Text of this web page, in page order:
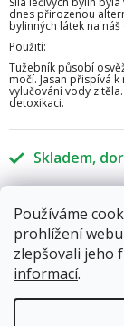
Používáme
prohlížení
zlepšovali jeho
informací.
Skladem
dnes přirozenou
bylinných látek na
Použití:
Tužebník působí
močí. Jasan přispívá
vylučování vody z
detoxikaci.